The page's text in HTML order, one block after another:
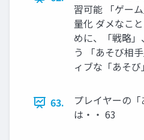
習可能 「ゲー
量化 ダメなこ
めに、「戦略
う 「あそび相
ィブな「あそ
63.
プレイヤーの
は・・ 63